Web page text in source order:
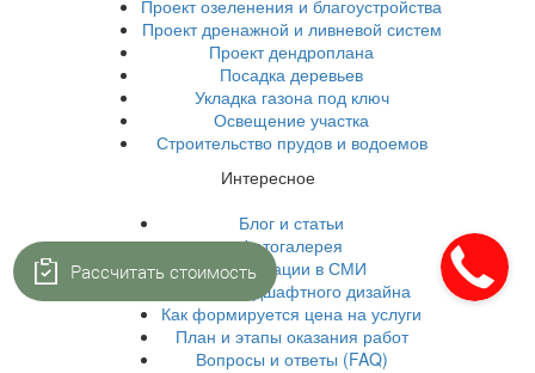
Проект озеленения и благоустройства
Проект дренажной и ливневой систем
Проект дендроплана
Посадка деревьев
Укладка газона под ключ
Освещение участка
Строительство прудов и водоемов
Интересное
Блог и статьи
Фотогалерея
Публикации в СМИ
Стили ландшафтного дизайна
Как формируется цена на услуги
План и этапы оказания работ
Вопросы и ответы (FAQ)
Рассчитать стоимость